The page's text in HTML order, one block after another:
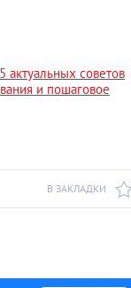
актуальных советов
и пошаговое
В ЗАКЛАДКИ